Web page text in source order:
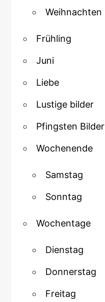
Weihnachten
Frühling
Juni
Liebe
Lustige bilder
Pfingsten Bilder
Wochenende
Samstag
Sonntag
Wochentage
Dienstag
Donnerstag
Freitag